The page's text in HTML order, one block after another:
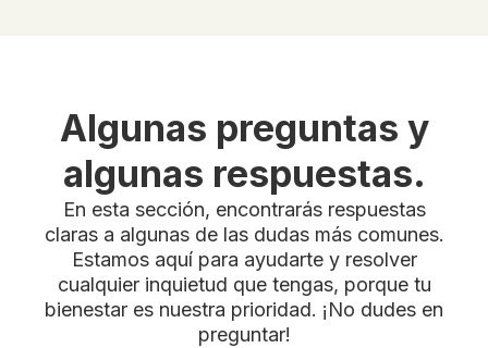
Algunas preguntas y
algunas respuestas.
En esta sección, encontrarás respuestas
claras a algunas de las dudas más comunes.
Estamos aquí para ayudarte y resolver
cualquier inquietud que tengas, porque tu
bienestar es nuestra prioridad. ¡No dudes en
preguntar!